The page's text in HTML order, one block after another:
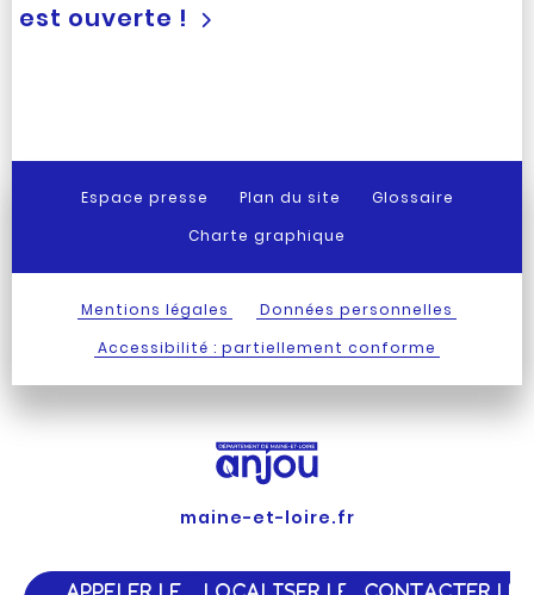
est ouverte !
Espace presse Plan du site
Glossaire
Charte graphique
Mentions légales
Données personnelles
Accessibilité : partiellement conforme
maine-et-loire.fr
APPELER LE
LOCALISER LE
CONTACTER LE